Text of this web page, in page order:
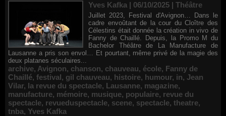
Yves Kafka | 06/10/2025 | Théâtre
Juillet 2023, Festival d'Avignon… Dans le
cadre envoûtant de la cour du Cloître des
Célestins était donnée la création in vivo de
Fanny de Chaillé. Depuis, la Promo M du
Bachelor Théâtre de La Manufacture de
Lausanne a pris son envol… Et pourtant, même privé de la magie des
deux platanes séculaires...
archive, Avignon, chanson, chauveau, école, Fanny de
Chaillé, festival, gil chauveau, histoire, humour, in, Jean
Vilar, la revue du spectacle, Lausanne, magazine,
manufacture, mémoire, musique, populaire, revue du
spectacle, revueduspectacle, scene, spectacle, theatre,
tnba, Yves Kafka